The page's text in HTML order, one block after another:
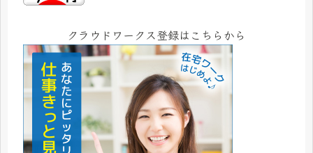
クラウドワークス登録はこちらから